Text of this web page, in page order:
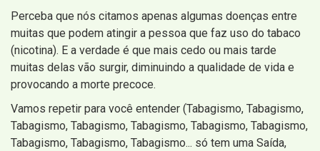
Perceba que nós citamos apenas algumas doenças entre
muitas que podem atingir a pessoa que faz uso do tabaco
(nicotina). E a verdade é que mais cedo ou mais tarde
muitas delas vão surgir, diminuindo a qualidade de vida e
provocando a morte precoce.
Vamos repetir para você entender (Tabagismo, Tabagismo,
Tabagismo, Tabagismo, Tabagismo, Tabagismo, Tabagismo,
Tabagismo, Tabagismo, Tabagismo... só tem uma Saída,